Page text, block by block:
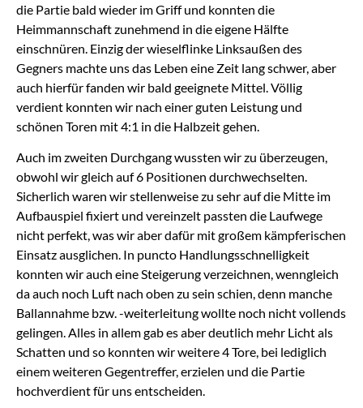
die Partie bald wieder im Griff und konnten die
Heimmannschaft zunehmend in die eigene Hälfte
einschnüren. Einzig der wieselflinke Linksaußen des
Gegners machte uns das Leben eine Zeit lang schwer, aber
auch hierfür fanden wir bald geeignete Mittel. Völlig
verdient konnten wir nach einer guten Leistung und
schönen Toren mit 4:1 in die Halbzeit gehen.
Auch im zweiten Durchgang wussten wir zu überzeugen,
obwohl wir gleich auf 6 Positionen durchwechselten.
Sicherlich waren wir stellenweise zu sehr auf die Mitte im
Aufbauspiel fixiert und vereinzelt passten die Laufwege
nicht perfekt, was wir aber dafür mit großem kämpferischen
Einsatz ausglichen. In puncto Handlungsschnelligkeit
konnten wir auch eine Steigerung verzeichnen, wenngleich
da auch noch Luft nach oben zu sein schien, denn manche
Ballannahme bzw. -weiterleitung wollte noch nicht vollends
gelingen. Alles in allem gab es aber deutlich mehr Licht als
Schatten und so konnten wir weitere 4 Tore, bei lediglich
einem weiteren Gegentreffer, erzielen und die Partie
hochverdient für uns entscheiden.